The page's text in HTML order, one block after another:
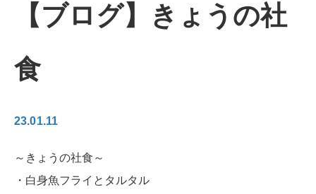
【ブログ】きょうの社
食
23.01.11
～きょうの社食～
・白身魚フライとタルタル